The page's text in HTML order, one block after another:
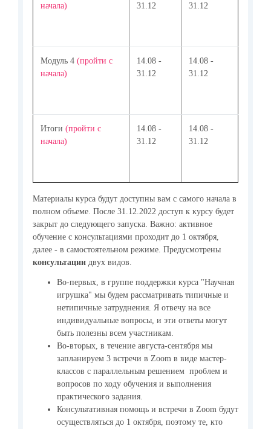
начала)
31.12
31.12
Модуль 4 (пройти с
начала)
14.08 -
31.12
14.08 -
31.12
Итоги (пройти с
начала)
14.08 -
31.12
14.08 -
31.12
Материалы курса будут доступны вам с самого начала в
полном объеме. После 31.12.2022 доступ к курсу будет
закрыт до следующего запуска. Важно: активное
обучение с консультациями проходит до 1 октября,
далее - в самостоятельном режиме. Предусмотрены
консультации двух видов.
Во-первых, в группе поддержки курса "Научная
игрушка" мы будем рассматривать типичные и
нетипичные затруднения. Я отвечу на все
индивидуальные вопросы, и эти ответы могут
быть полезны всем участникам.
Во-вторых, в течение августа-сентября мы
запланируем 3 встречи в Zoom в виде мастер-
классов с параллельным решением проблем и
вопросов по ходу обучения и выполнения
практического задания.
Консультативная помощь и встречи в Zoom будут
осуществляться до 1 октября, поэтому те, кто